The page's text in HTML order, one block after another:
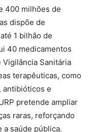
400 milhões de
dispõe de
1 bilhão de
40 medicamentos
Sanitária
terapêuticas, como
antibióticos e
pretende ampliar
raras, reforçando
a saúde pública.